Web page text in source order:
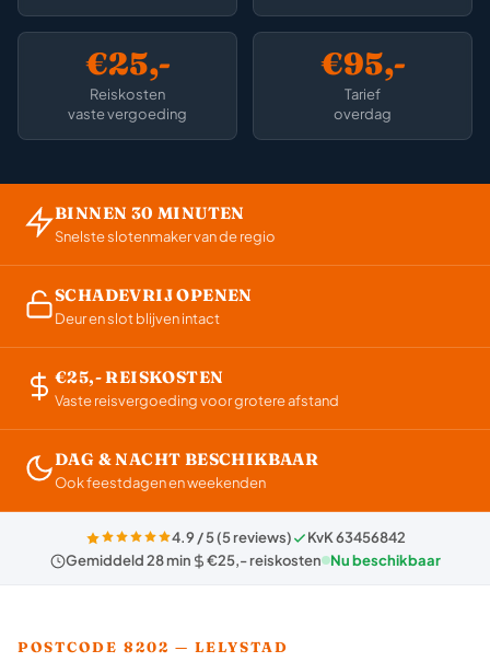
€25,-
Reiskosten
vaste vergoeding
€95,-
Tarief
overdag
BINNEN 30 MINUTEN
Snelste slotenmaker van de regio
SCHADEVRIJ OPENEN
Deur en slot blijven intact
€25,- REISKOSTEN
Vaste reisvergoeding voor grotere afstand
DAG & NACHT BESCHIKBAAR
Ook feestdagen en weekenden
4.9 / 5 (5 reviews)
KvK 63456842
Gemiddeld 28 min
€25,- reiskosten Nu beschikbaar
POSTCODE 8202 — LELYSTAD